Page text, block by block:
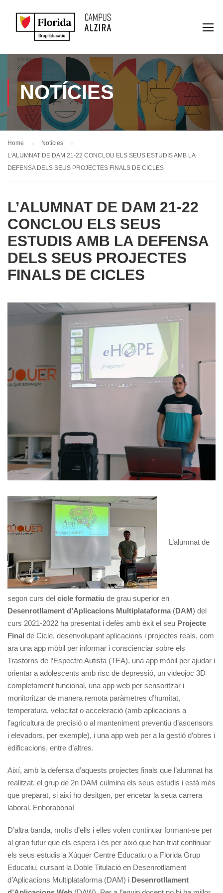
NOTÍCIES
Home
Notícies
L’ALUMNAT DE DAM 21-22 CONCLOU ELS SEUS ESTUDIS AMB LA
DEFENSA DELS SEUS PROJECTES FINALS DE CICLES
L’ALUMNAT DE DAM 21-22
CONCLOU ELS SEUS
ESTUDIS AMB LA DEFENSA
DELS SEUS PROJECTES
FINALS DE CICLES
L’alumnat de
segon curs del cicle formatiu de grau superior en
Desenrotllament d’Aplicacions Multiplataforma (DAM) del
curs 2021-2022 ha presentat i defès amb èxit el seu Projecte
Final de Cicle, desenvolupant aplicacions i projectes reals, com
ara una app mòbil per informar i conscienciar sobre els
Trastorns de l’Espectre Autista (TEA), una app mòbil per ajudar i
orientar a adolescents amb risc de depressió, un videojoc 3D
completament funcional, una app web per sensoritzar i
monitoritzar de manera remota paràmetres d’humitat,
temperatura, velocitat o acceleració (amb aplicacions a
l’agricultura de precisió o al manteniment preventiu d’ascensors
i elevadors, per exemple), i una app web per a la gestió d’obres i
edificacions, entre d’altres.
Així, amb la defensa d’aquests projectes finals que l’alumnat ha
realitzat, el grup de 2n DAM culmina els seus estudis i està més
que preparat, si així ho desitgen, per encetar la seua carrera
laboral. Enhorabona!
D’altra banda, molts d’ells i elles volen continuar formant-se per
al gran futur que els espera i és per això que han triat continuar
els seus estudis a Xúquer Centre Educatiu o a Florida Grup
Educatiu, cursant la Doble Titulació en Desenrotllament
d’Aplicacions Multiplataforma (DAM) i Desenrotllament